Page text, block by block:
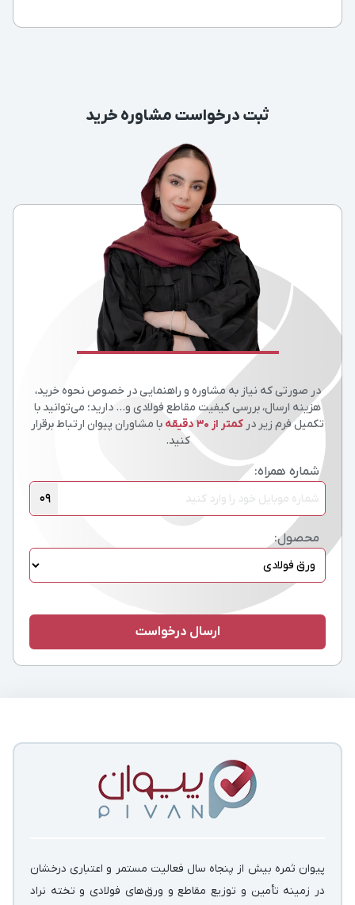
ثبت درخواست مشاوره خرید
در صورتی که نیاز به مشاوره و راهنمایی در خصوص نحوه خرید،
هزینه ارسال، بررسی کیفیت مقاطع فولادی و… دارید؛ می‌توانید با
تکمیل فرم زیر در کمتر از 30 دقیقه
با مشاوران پیوان ارتباط برقرار
کنید.
شماره همراه:
09
محصول:
پیوان ثمره بیش از پنجاه سال فعالیت مستمر و اعتباری درخشان
در زمینه‌ تأمین و توزیع مقاطع و ورق‌های فولادی و تخته نراد